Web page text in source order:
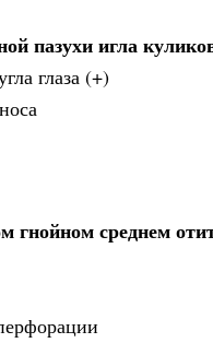
пазухи игла
глаза (+)
гнойном среднем